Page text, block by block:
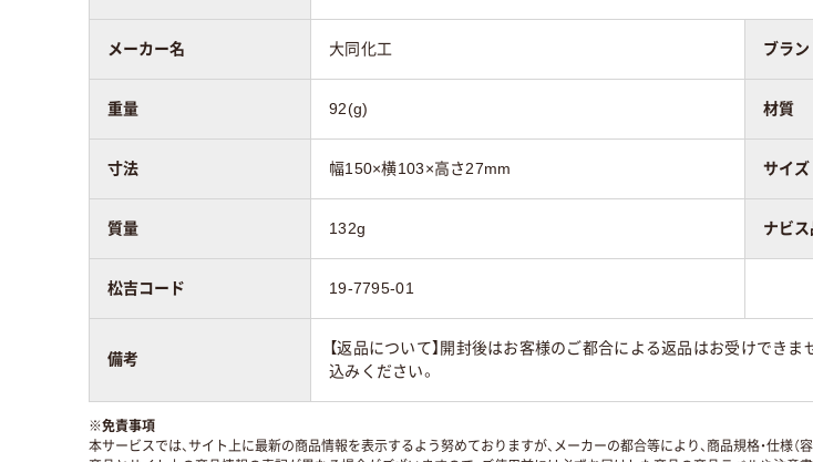
メーカー名 大同化工 ブラン
重量 92(g) 材質
寸法 幅150×横103×高さ27mm サイズ
質量 132g ナビ
松吉コード 19-7795-01
備考
【返品について】開封後はお客様のご都合による返品はお受けできま
込みください。
※免責事項
本サービスでは、サイト上に最新の商品情報を表示するよう努めておりますが、メーカーの都合等により、商品規格・仕様（